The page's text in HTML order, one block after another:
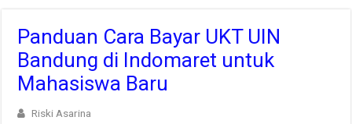
Panduan Cara Bayar UKT UIN
Bandung di Indomaret untuk
Mahasiswa Baru
Riski Asarina